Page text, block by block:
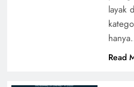
layak
Read